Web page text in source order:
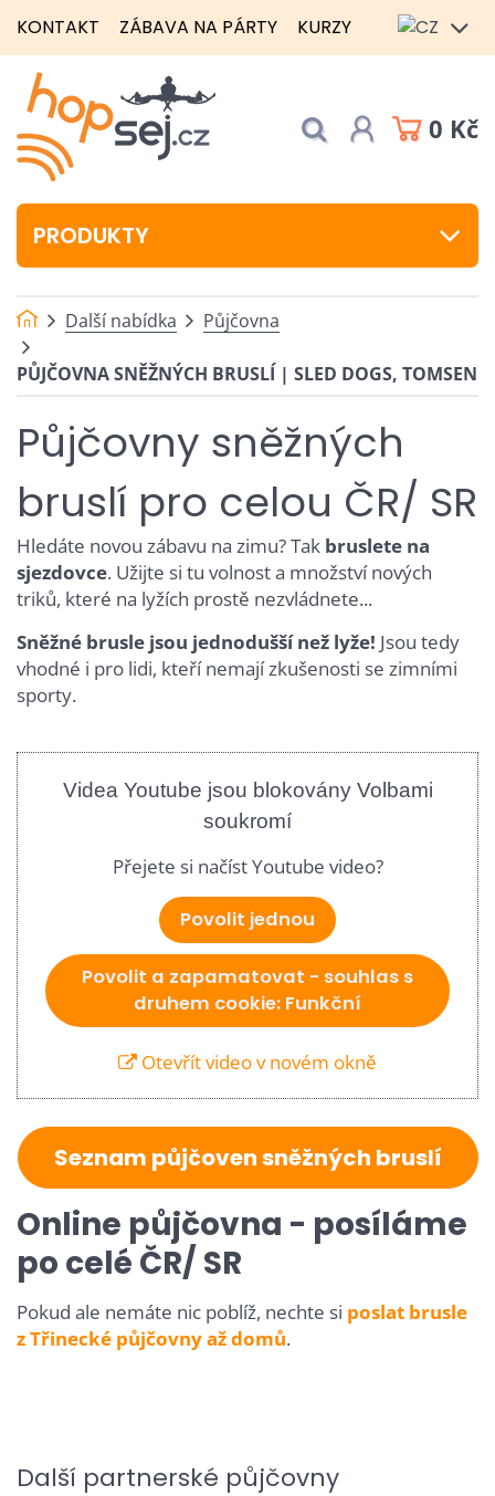
KONTAKT ZÁBAVA NA PÁRTY KURZY
0 Kč
PRODUKTY
Další nabídka Půjčovna
PŮJČOVNA SNĚŽNÝCH BRUSLÍ | SLED DOGS, TOMSEN
Půjčovny sněžných
bruslí pro celou ČR/ SR
Hledáte novou zábavu na zimu? Tak bruslete na
sjezdovce. Užijte si tu volnost a množství nových
triků, které na lyžích prostě nezvládnete...
Sněžné brusle jsou jednodušší než lyže! Jsou tedy
vhodné i pro lidi, kteří nemají zkušenosti se zimními
sporty.
Videa Youtube jsou blokovány Volbami
soukromí
Přejete si načíst Youtube video?
Povolit jednou
Povolit a zapamatovat - souhlas s
druhem cookie: Funkční
Otevřít video v novém okně
Seznam půjčoven sněžných bruslí
Online půjčovna - posíláme
po celé ČR/ SR
Pokud ale nemáte nic poblíž, nechte si poslat brusle
z Třinecké půjčovny až domů.
Další partnerské půjčovny